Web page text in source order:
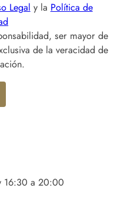
Legal y la Política de
ser mayor de
de la veracidad de
16:30 a 20:00